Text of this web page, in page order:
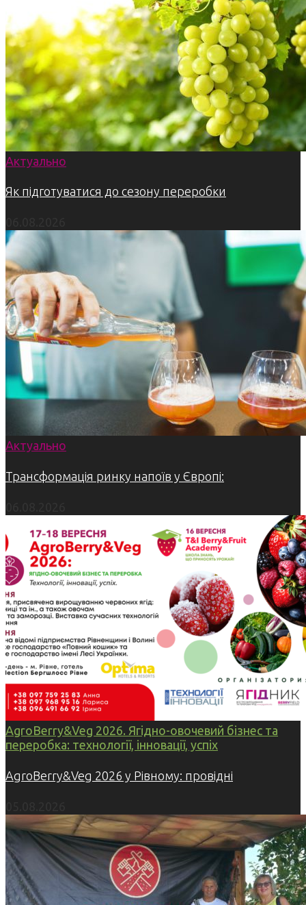
Актуально
Як підготуватися до сезону переробки
Актуально
Трансформація ринку напоїв у Європі:
AgroBerry&Veg 2026. Ягідно-овочевий бізнес та
переробка: технології, інновації, успіх
AgroBerry&Veg 2026 у Рівному: провідні